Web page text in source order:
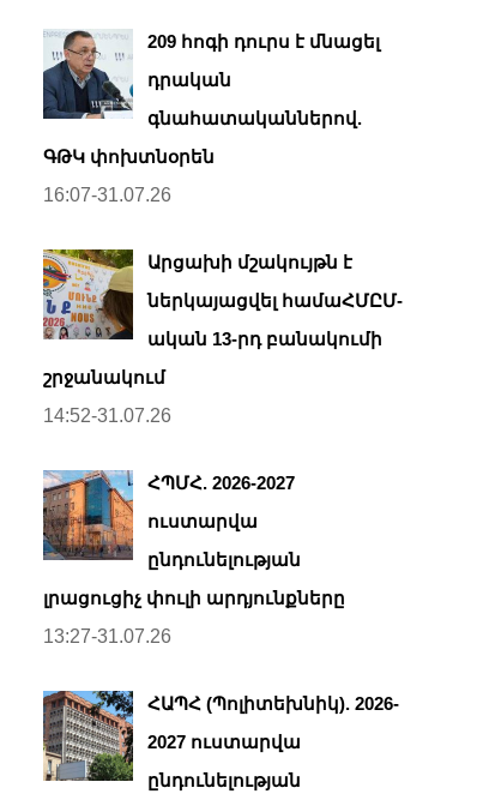
209 հոգի դուրս է մնացել
դրական
գնահատականներով.
ԳԹԿ փոխտնօրեն
16:07-31.07.26
Արցախի մշակույթն է
ներկայացվել համաՀՄԸՄ-
ական 13-րդ բանակումի
շրջանակում
14:52-31.07.26
ՀՊՄՀ. 2026-2027
ուստարվա
ընդունելության
լրացուցիչ փուլի արդյունքները
13:27-31.07.26
ՀԱՊՀ (Պոլիտեխնիկ). 2026-
2027 ուստարվա
ընդունելության